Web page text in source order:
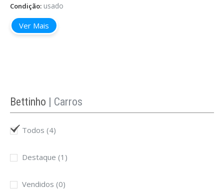
Condição: usado
Ver Mais
Bettinho | Carros
Todos (4)
Destaque (1)
Vendidos (0)